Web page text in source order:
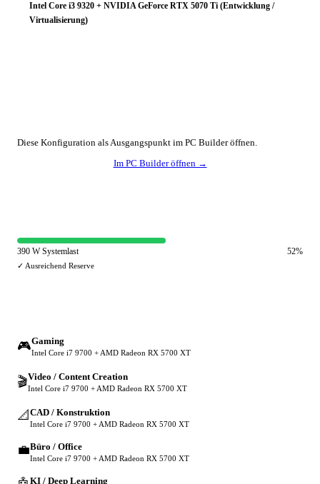
Intel Core i3 9320 + NVIDIA GeForce RTX 5070 Ti (Entwicklung /
Virtualisierung)
Diese Konfiguration als Ausgangspunkt im PC Builder öffnen.
Im PC Builder öffnen →
390 W Systemlast 52%
✓ Ausreichend Reserve
🎮Gaming
Intel Core i7 9700 + AMD Radeon RX 5700 XT
🎬Video / Content Creation
Intel Core i7 9700 + AMD Radeon RX 5700 XT
📐 CAD / Konstruktion
Intel Core i7 9700 + AMD Radeon RX 5700 XT
💼Büro / Office
Intel Core i7 9700 + AMD Radeon RX 5700 XT
KI / Deep Learning